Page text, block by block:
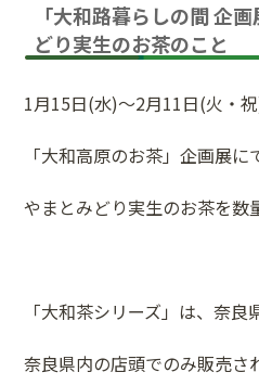
「大和路暮らしの間 企
どり実生のお茶のこと
1月15日(水)～2月11日(火・
「大和高原のお茶」企画展に
やまとみどり実生のお茶を数
「大和茶シリーズ」は、奈
奈良県内の店頭でのみ販売さ